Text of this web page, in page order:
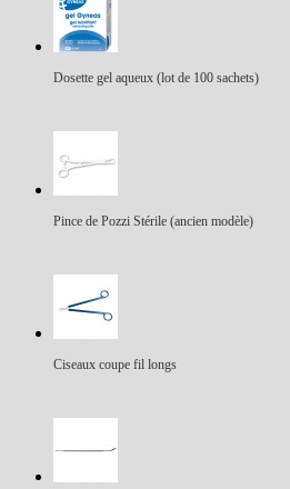
Dosette gel aqueux (lot de 100 sachets)
Pince de Pozzi Stérile (ancien modèle)
Ciseaux coupe fil longs